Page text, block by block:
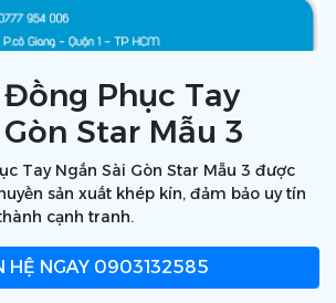
Phục Tay
Star Mẫu 3
Tay Ngắn Sài Gòn Star Mẫu 3 được
sản xuất khép kín, đảm bảo uy tín
cạnh tranh.
HỆ NGAY 0903132585